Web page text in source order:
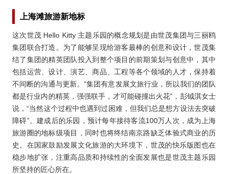
上海滩旅游新地标
这次世茂 Hello Kitty 主题乐园的概念规划是由世茂集团与三丽鸥
集团联合打造。为了能够呈现给游客最棒的创意和设计，世茂集
结了集团的精英团队投入到整个项目的前期策划与创意中，其中
包括运营、设计、演艺、商品、工程等各个领域的人才，保持着
不间断的沟通与更新。“集团有意发展文旅行业，所以我们的团队
都是行业内的精英，强强联手，才可能碰撞出火花”，彭钺淇女士
说，“当然这个过程中也遇到过困难，但我们总是想方设法去突破
障碍”。建成后的乐园，预计每年接待客流100万人次，成为上海
旅游圈的地标级项目，同时也将终结南京路缺乏体验式商业的历
史。在国家鼓励发展文化旅游的大环境下，世茂的快乐版图也在
稳步地扩张，注重高品质和持续性的全面发展也是世茂主题乐园
所坚持的匠心所在。